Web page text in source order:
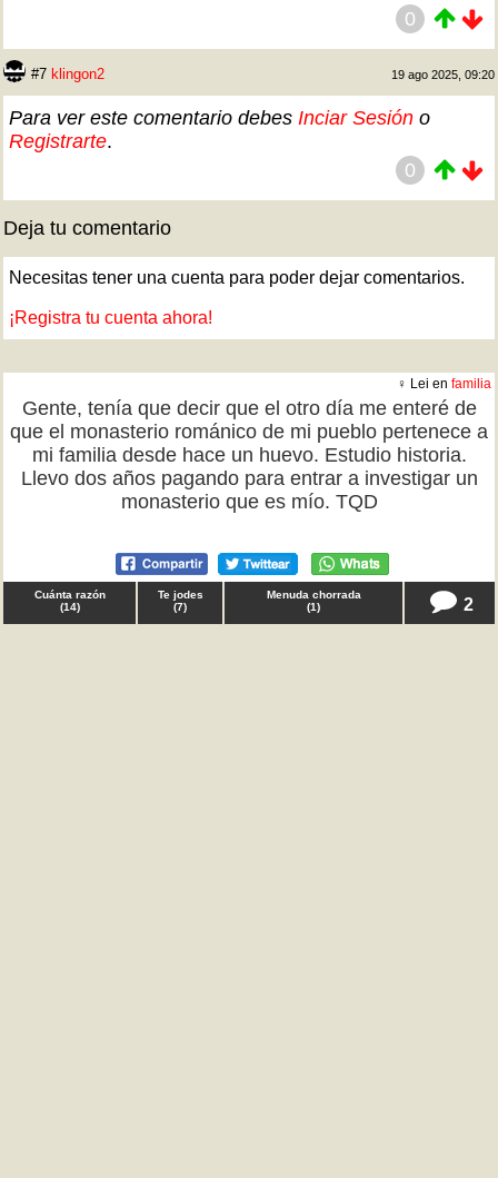
0
#7 klingon2 19 ago 2025, 09:20
Para ver este comentario debes Inciar Sesión o
Registrarte.
0
Deja tu comentario
Necesitas tener una cuenta para poder dejar comentarios.
¡Registra tu cuenta ahora!
♀ Lei en familia
Gente, tenía que decir que el otro día me enteré de
que el monasterio románico de mi pueblo pertenece a
mi familia desde hace un huevo. Estudio historia.
Llevo dos años pagando para entrar a investigar un
monasterio que es mío. TQD
Cuánta razón
(14)
Te jodes
(7)
Menuda chorrada
(1) 2